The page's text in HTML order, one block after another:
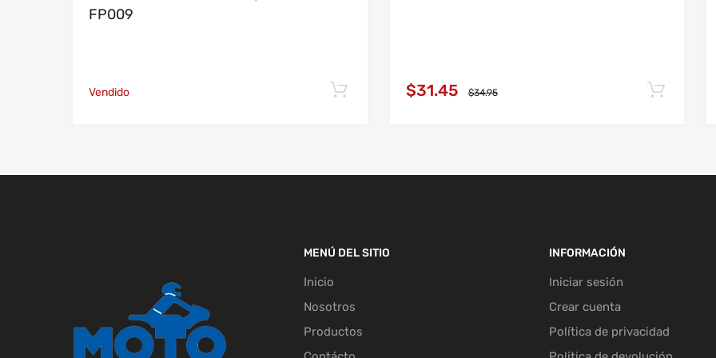
FP009
Vendido $31.45 $34.95
MENÚ DEL SITIO
Inicio
Nosotros
Productos
INFORMACIÓN
Iniciar sesión
Crear cuenta
Política de privacidad